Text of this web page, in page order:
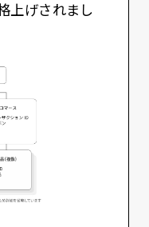
上げされまし